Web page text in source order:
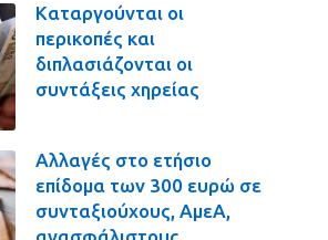
Καταργούνται οι
περικοπές και
διπλασιάζονται οι
συντάξεις χηρείας
Αλλαγές στο ετήσιο
επίδομα των 300 ευρώ σε
συνταξιούχους, ΑμεΑ,
ανασφάλιστους